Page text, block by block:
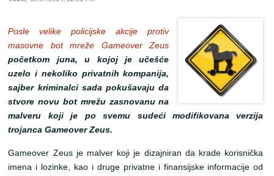
Posle velike policijske akcije protiv
masovne bot mreže Gameover Zeus
početkom juna, u kojoj je učešće
uzelo i nekoliko privatnih kompanija,
sajber kriminalci sada pokušavaju da
stvore novu bot mrežu zasnovanu na
malveru koji je po svemu sudeći modifikovana verzija
trojanca Gameover Zeus.
Gameover Zeus je malver koji je dizajniran da krade korisnička
imena i lozinke, kao i druge privatne i finansijske informacije od